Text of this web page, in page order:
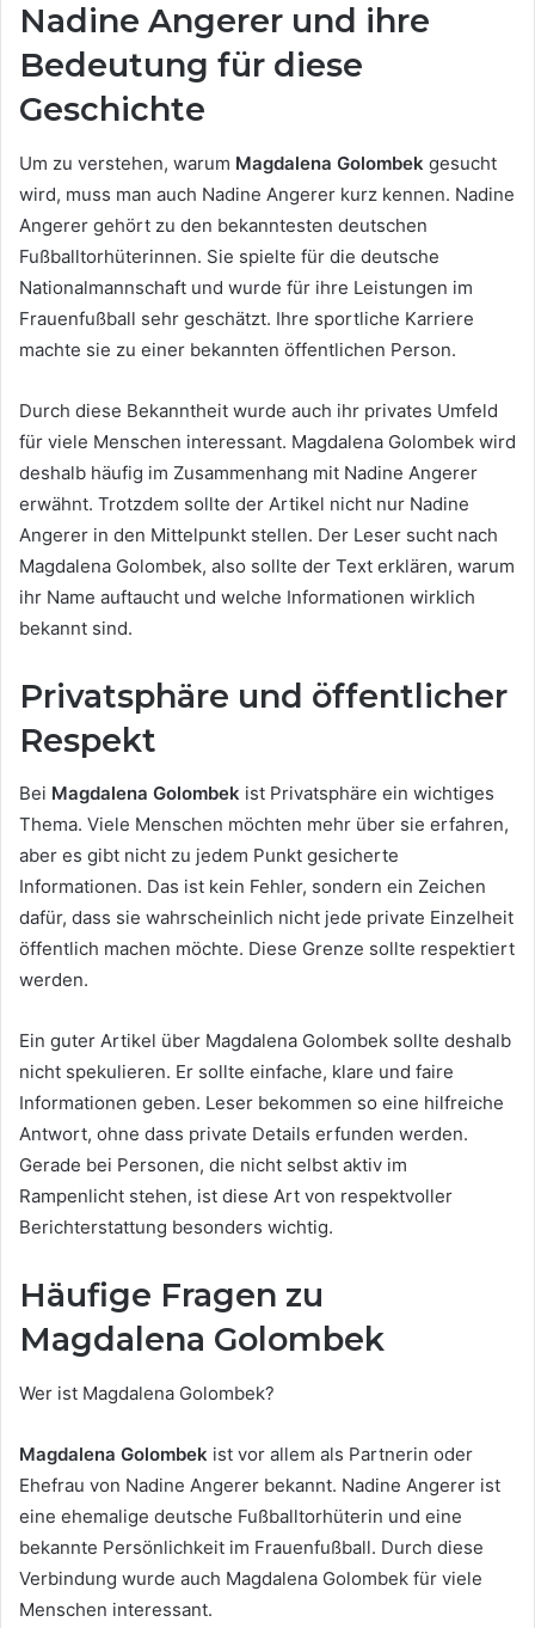
Nadine Angerer und ihre
Bedeutung für diese
Geschichte
Um zu verstehen, warum Magdalena Golombek gesucht
wird, muss man auch Nadine Angerer kurz kennen. Nadine
Angerer gehört zu den bekanntesten deutschen
Fußballtorhüterinnen. Sie spielte für die deutsche
Nationalmannschaft und wurde für ihre Leistungen im
Frauenfußball sehr geschätzt. Ihre sportliche Karriere
machte sie zu einer bekannten öffentlichen Person.
Durch diese Bekanntheit wurde auch ihr privates Umfeld
für viele Menschen interessant. Magdalena Golombek wird
deshalb häufig im Zusammenhang mit Nadine Angerer
erwähnt. Trotzdem sollte der Artikel nicht nur Nadine
Angerer in den Mittelpunkt stellen. Der Leser sucht nach
Magdalena Golombek, also sollte der Text erklären, warum
ihr Name auftaucht und welche Informationen wirklich
bekannt sind.
Privatsphäre und öffentlicher
Respekt
Bei Magdalena Golombek ist Privatsphäre ein wichtiges
Thema. Viele Menschen möchten mehr über sie erfahren,
aber es gibt nicht zu jedem Punkt gesicherte
Informationen. Das ist kein Fehler, sondern ein Zeichen
dafür, dass sie wahrscheinlich nicht jede private Einzelheit
öffentlich machen möchte. Diese Grenze sollte respektiert
werden.
Ein guter Artikel über Magdalena Golombek sollte deshalb
nicht spekulieren. Er sollte einfache, klare und faire
Informationen geben. Leser bekommen so eine hilfreiche
Antwort, ohne dass private Details erfunden werden.
Gerade bei Personen, die nicht selbst aktiv im
Rampenlicht stehen, ist diese Art von respektvoller
Berichterstattung besonders wichtig.
Häufige Fragen zu
Magdalena Golombek
Wer ist Magdalena Golombek?
Magdalena Golombek ist vor allem als Partnerin oder
Ehefrau von Nadine Angerer bekannt. Nadine Angerer ist
eine ehemalige deutsche Fußballtorhüterin und eine
bekannte Persönlichkeit im Frauenfußball. Durch diese
Verbindung wurde auch Magdalena Golombek für viele
Menschen interessant.